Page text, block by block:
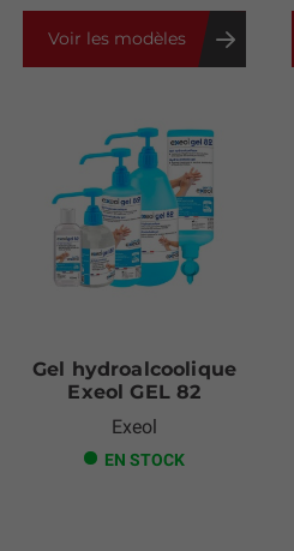
Voir les modèles
Gel hydroalcoolique
Exeol GEL 82
Exeol
EN STOCK